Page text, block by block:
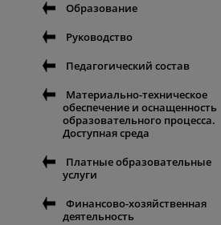
Образование
Руководство
Педагогический состав
Материально-техническое
обеспечение и оснащенность
образовательного процесса.
Доступная среда
Платные образовательные
услуги
Финансово-хозяйственная
деятельность